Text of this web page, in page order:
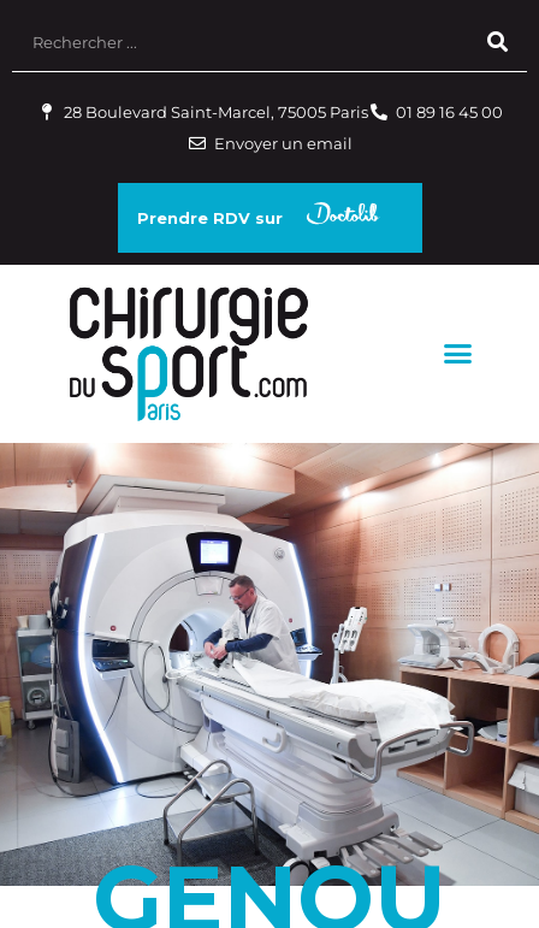
28 Boulevard Saint-Marcel, 75005 Paris
01 89 16 45 00
Envoyer un email
Prendre RDV sur
GENOU